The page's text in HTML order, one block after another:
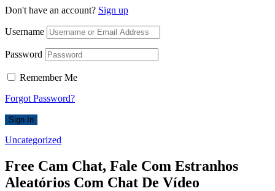
Don't have an account? Sign up
Username
Password
Remember Me
Forgot Password?
Sign In
Uncategorized
Free Cam Chat, Fale Com Estranhos
Aleatórios Com Chat De Vídeo